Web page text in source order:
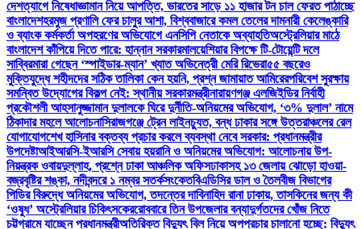
দেশত্যাগে নিষেধাজ্ঞামান নিয়ে আপত্তি, ভারতের সাড়ে ১১ হাজার টন চাল ফেরত পাঠাচ্ছে
বাংলাদেশহরমুজ প্রণালি ফের চালুর আশা, বিশ্ববাজারে কমল তেলের দামনারী কেলেঙ্কারি
ও ব্যাংক কর্মকর্তা অপহরণের অভিযোগে এনসিপি নেতাকে অব্যাহতিঅস্ট্রেলিয়ার মাঠে
বাংলাদেশ কাঁপিয়ে দিতে পারে: হান্নান সরকারমালয়েশিয়ার বিপক্ষে টি-টোয়েন্টি দলে
সাব্বিরমারা গেছেন ‘স্পাইডার-ম্যান’ খ্যাত অভিনেত্রী মেরি রিভেরা৫৫ বছরেও
মুক্তিযুদ্ধে শহীদদের সঠিক তালিকা কেন হয়নি, প্রশ্ন জামায়াত আমিরেরপরিবেশ সুরক্ষায়
সমন্বিত উদ্যোগের বিকল্প নেই: স্থানীয় সরকারমন্ত্রীনারায়ণগঞ্জ এলজিইডির নির্বাহী
প্রকৌশলী আহসানুজ্জামান দুলালকে ঘিরে দুর্নীতি-অনিয়মের অভিযোগ, ‘৩% দুলাল’ নামে
ঠিকাদার মহলে আলোচনাসিরাজগঞ্জে ট্রেন লাইনচ্যুত, বন্ধ ঢাকার সঙ্গে উত্তরাঞ্চলের রেল
যোগাযোগশেখ হাসিনার বক্তব্য প্রচার করলে ব্যবস্থা নেবে সরকার: প্রধানমন্ত্রীর
উপদেষ্টাআইআরসি-ইআরসি সেবায় হয়রানি ও অনিয়মের অভিযোগ: আলোচনায় উপ-
নিয়ন্ত্রক ওবায়দুল্লাহ, প্রশ্নে ঢাকা আঞ্চলিক অফিসঢাকাসহ ১৩ জেলায় ঝোড়ো হাওয়া-
বজ্রবৃষ্টির শঙ্কা, নদীবন্দরে ১ নম্বর সতর্কসংকেতবিএডিসির ডাল ও তৈলবীজ বিভাগের
পিডির বিরুদ্ধে অনিয়মের অভিযোগ, তদন্তের দাবিনাহিদ রানা ঢাকায়, তাসকিনের জন্য কী
‘ওষুধ’ অস্ট্রেলিয়ার চিকিৎসকেররোববারে তিন উপজেলার বন্যাদুর্গতদের খোঁজ নিতে
চট্টগ্রামে যাচ্ছেন প্রধানমন্ত্রীঅতিরিক্ত বিদ্যুৎ বিল নিয়ে অপপ্রচার চালানো হচ্ছে: বিদ্যুৎ